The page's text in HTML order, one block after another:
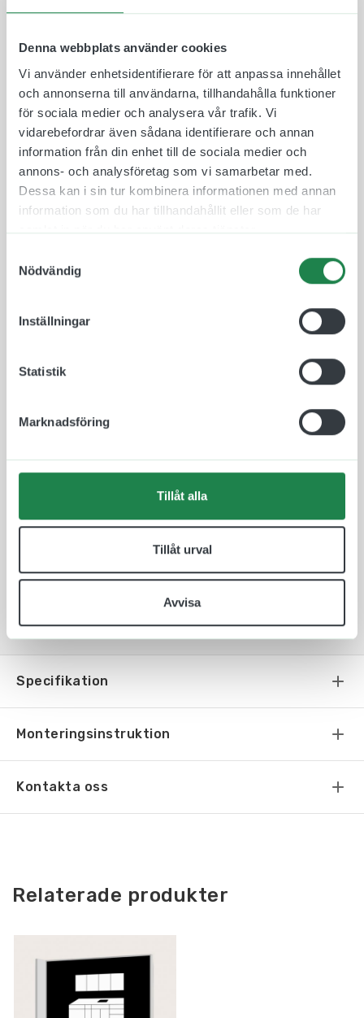
Denna webbplats använder cookies
Vi använder enhetsidentifierare för att anpassa innehållet
och annonserna till användarna, tillhandahålla funktioner
för sociala medier och analysera vår trafik. Vi
vidarebefordrar även sådana identifierare och annan
information från din enhet till de sociala medier och
annons- och analysföretag som vi samarbetar med.
Dessa kan i sin tur kombinera informationen med annan
information som du har tillhandahållit eller som de har
Nödvändig
Inställningar
Statistik
Marknadsföring
Tillåt alla
Tillåt urval
Avvisa
för alla.
Våra Taktila Piktogram är tillverkade i en
ljusabsorberande och icke reflekterande
akrylplast, speciellt framtaget för att optimera
läsbarheten. Materialet uppfyller Myndigheten för
Delaktighet (MFD) krav gällande
tillgänglighetsanpassning. När vi tar fram taktila
skyltar förhåller vi oss till standarder för
tillgänglighetsanpassning (ADA) där det bland
tillgänglighet för alla.
Materialet är återvinningsbart och finns att få i
olika färger och storlekar. Det är även valbart om
En taktil skylt som man kan ha i ett Café, på ett
Våra taktila piktogram är bedömda och godkända i
Specifikation
Monteringsinstruktion
Kontakta oss
Relaterade produkter